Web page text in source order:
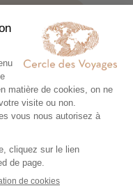
Hawaï
en
de l’histoire
collective se mêle au
, sur l’île d’Oahu, Pearl